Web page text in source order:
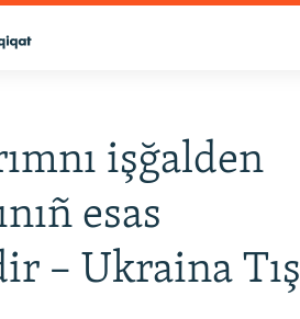
işğalden
esas
– Ukraina Tış